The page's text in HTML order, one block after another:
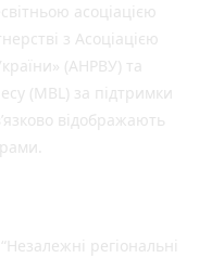
асоціацією
з Асоціацією
(АНРВУ) та
(MBL) за підтримки
відображають
регіональні